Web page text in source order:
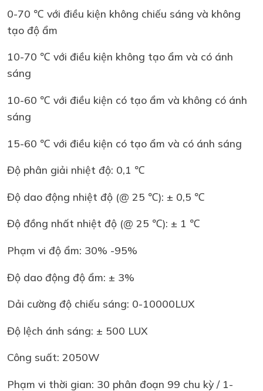
0-70 ℃ với điều kiện không chiếu sáng và không
tạo độ ẩm
10-70 ℃ với điều kiện không tạo ẩm và có ánh
sáng
10-60 ℃ với điều kiện có tạo ẩm và không có ánh
sáng
15-60 ℃ với điều kiện có tạo ẩm và có ánh sáng
Độ phân giải nhiệt độ: 0,1 ℃
Độ dao động nhiệt độ (@ 25 ℃): ± 0,5 ℃
Độ đồng nhất nhiệt độ (@ 25 ℃): ± 1 ℃
Phạm vi độ ẩm: 30% -95%
Độ dao động độ ẩm: ± 3%
Dải cường độ chiếu sáng: 0-10000LUX
Độ lệch ánh sáng: ± 500 LUX
Công suất: 2050W
Phạm vi thời gian: 30 phân đoạn 99 chu kỳ / 1-